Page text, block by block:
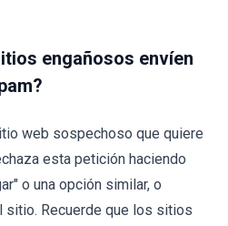
engañosos envíen
web sospechoso que quiere
esta petición haciendo
o una opción similar, o
sitio. Recuerde que los sitios